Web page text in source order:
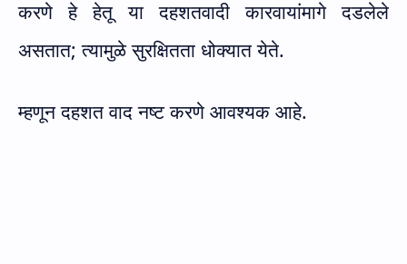
करणे हे हेतू या दहशतवादी कारवायांमागे दडलेले
असतात; त्यामुळे सुरक्षितता धोक्यात येते.
म्हणून दहशत वाद नष्ट करणे आवश्यक आहे.